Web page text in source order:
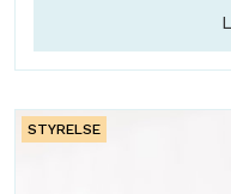
STYRELSE